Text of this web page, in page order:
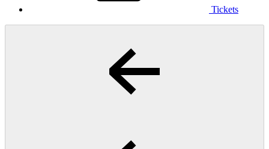
Tickets